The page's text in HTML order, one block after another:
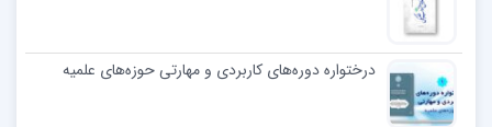
درختواره دوره‌های کاربردی و مهارتی حوزه‌های علمیه